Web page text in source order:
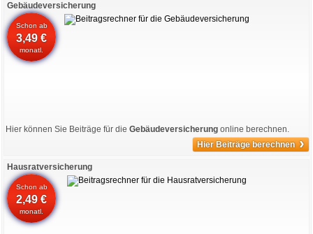
Gebäudeversicherung
Schon ab
3,49 €
monatl.
Hier können Sie Beiträge für die Gebäudeversicherung online berechnen.
Hier Beiträge berechnen ›
Hausratversicherung
Schon ab
2,49 €
monatl.